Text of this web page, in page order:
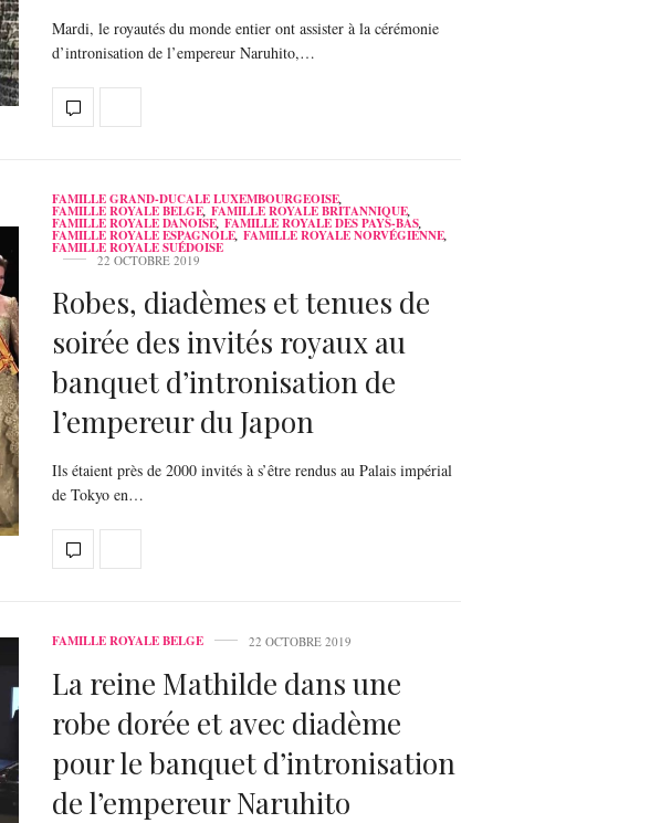
Mardi, le royautés du monde entier ont assister à la cérémonie
d’intronisation de l’empereur Naruhito,…
FAMILLE GRAND-DUCALE LUXEMBOURGEOISE,
FAMILLE ROYALE BELGE, FAMILLE ROYALE BRITANNIQUE,
FAMILLE ROYALE DANOISE, FAMILLE ROYALE DES PAYS-BAS,
FAMILLE ROYALE ESPAGNOLE, FAMILLE ROYALE NORVÉGIENNE,
FAMILLE ROYALE SUÉDOISE
22 OCTOBRE 2019
Robes, diadèmes et tenues de
soirée des invités royaux au
banquet d’intronisation de
l’empereur du Japon
Ils étaient près de 2000 invités à s’être rendus au Palais impérial
de Tokyo en…
FAMILLE ROYALE BELGE 22 OCTOBRE 2019
La reine Mathilde dans une
robe dorée et avec diadème
pour le banquet d’intronisation
de l’empereur Naruhito